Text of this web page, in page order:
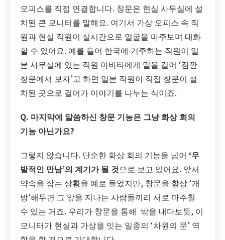
오피스를 직접 연결합니다. 창문은 현실 사무실에 설
치된 큰 모니터를 말해요. 여기서 가상 오피스 속 직
원과 현실 직원이 실시간으로 얼굴을 마주보며 대화
할 수 있어요. 예를 들어 한국에 거주하는 직원이 일
본 사무실에 있는 직원 아바타에게 말을 걸어 ‘잠깐
창문에서 보자’고 하면 일본 직원이 직접 창문이 설
치된 곳으로 걸어가 이야기를 나누는 식이죠.
Q. 마지막에 말씀하신 창문 기능은 그냥 화상 회의
기능 아닌가요?
그렇지 않습니다. 단순한 화상 회의 기능을 넘어 ‘우
발적인 만남’의 계기가 될 것으로 보고 있어요. 앞서
약속을 잡는 상황을 예로 들었지만, 창문을 항상 ‘개
방’해두면 그 앞을 지나는 사람들끼리 서로 마주칠
수 있는 거죠. 우리가 창문을 통해 밖을 내다보듯, 이
모니터가 현실과 가상을 잇는 일종의 ‘차원의 문’ 역